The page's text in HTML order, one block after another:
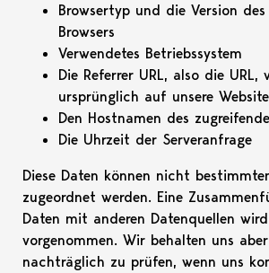
Browsertyp und die Version
Browsers
Verwendetes Betriebssystem
Die Referrer URL, also die URL,
ursprünglich auf unsere
Den Hostnamen des
Die Uhrzeit der Serveranfrage
Diese Daten können nicht
zugeordnet werden. Eine
Daten mit anderen Datenquellen
vorgenommen. Wir behalten uns
nachträglich zu prüfen, wenn uns